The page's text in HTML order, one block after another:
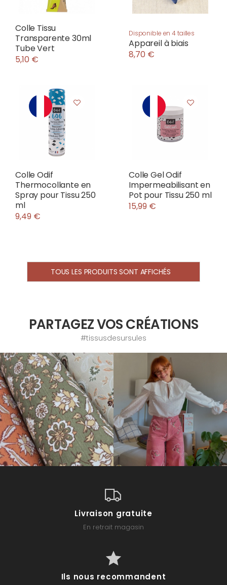
Colle Tissu
Transparente 30ml
Tube Vert
5,10 €
Disponible en 4 tailles
Appareil à biais
8,70 €
Colle Odif
Thermocollante en
Spray pour Tissu 250
ml
9,49 €
Colle Gel Odif
Impermeabilisant en
Pot pour Tissu 250 ml
15,99 €
TOUS LES PRODUITS SONT AFFICHÉS
PARTAGEZ VOS CRÉATIONS
#tissusdesursules
Livraison gratuite
En retrait magasin
Ils nous recommandent